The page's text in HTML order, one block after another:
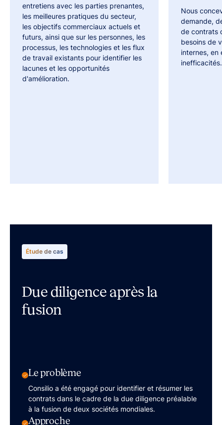
entretiens avec les parties prenantes,
les meilleures pratiques du secteur,
les objectifs commerciaux actuels et
futurs, ainsi que sur les personnes, les
processus, les technologies et les flux
de travail existants pour identifier les
lacunes et les opportunités
d'amélioration.
Nous
demande,
de contrats
besoins de
internes, en
inefficacités.
Étude de cas
Due diligence après la
fusion
Le problème
Consilio a été engagé pour identifier et résumer les
contrats dans le cadre de la due diligence préalable
à la fusion de deux sociétés mondiales.
Approche